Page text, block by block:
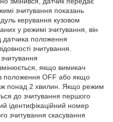
зчитування показань
керування кузовом
у режимі зчитування, він
датчика положення
зчитування.
якщо вимикач
положення OFF або якщо
понад 2 хвилин. Якщо режим
до зчитування першого
ідентифікаційний номер
зчитування скасування